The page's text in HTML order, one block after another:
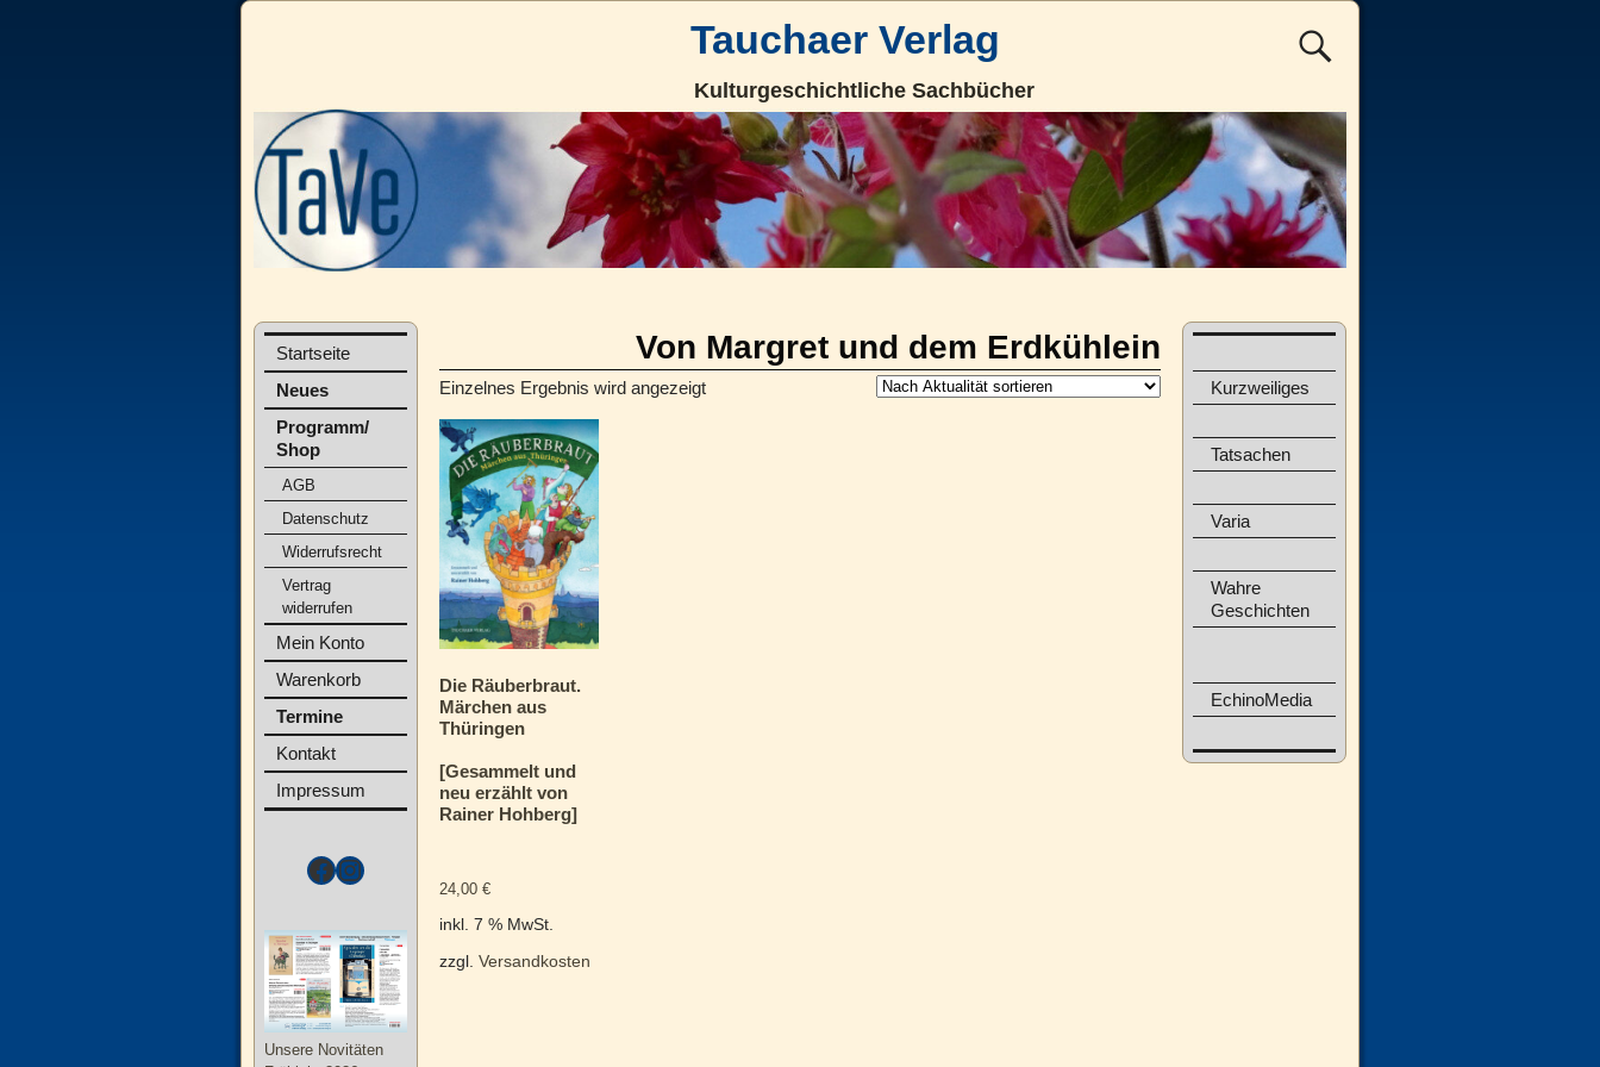
Tauchaer Verlag
Kulturgeschichtliche Sachbücher
Von Margret und dem Erdkühlein
Einzelnes Ergebnis wird angezeigt
Die Räuberbraut.
Märchen aus
Thüringen
[Gesammelt und
neu erzählt von
Rainer Hohberg]
24,00€
inkl. 7 % MwSt.
zzgl.Versandkosten
Startseite
Neues
Programm/
Shop
AGB
Datenschutz
Widerrufsrecht
Vertrag
widerrufen
Mein Konto
Warenkorb
Termine
Kontakt
Impressum
Unsere Novitäten
Kurzweiliges
Tatsachen
Varia
Wahre
Geschichten
EchinoMedia